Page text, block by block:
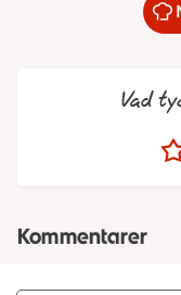
Vad
Kommentarer